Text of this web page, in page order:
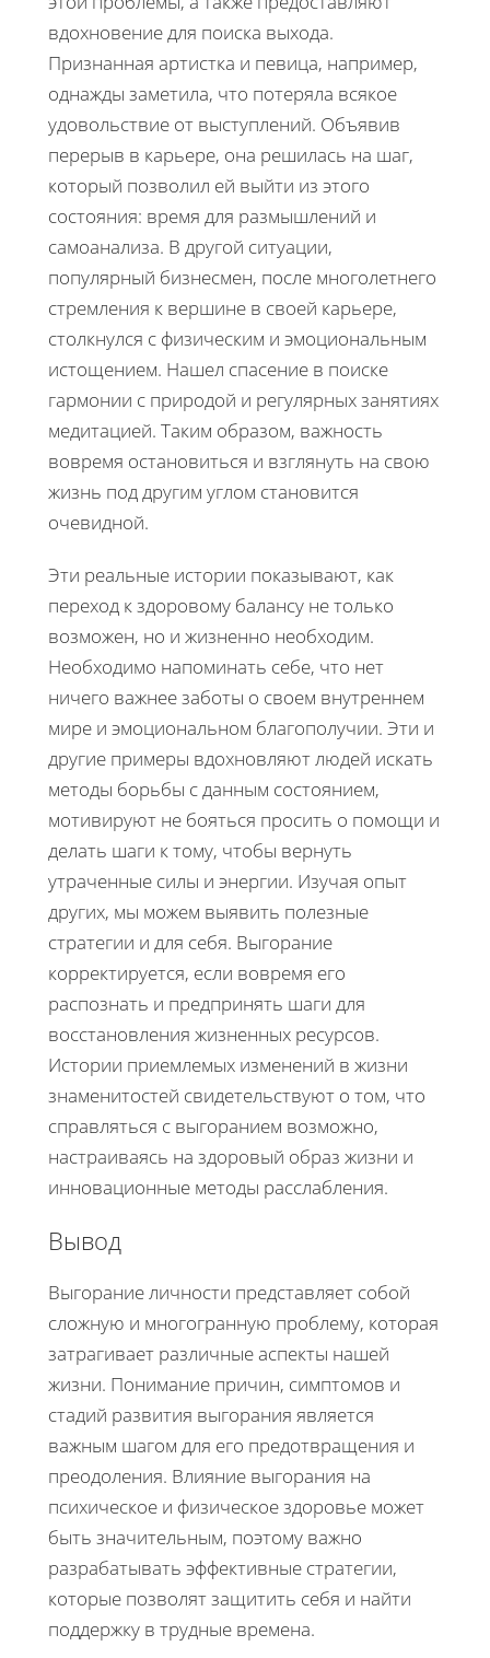
вдохновение для поиска выхода.
Признанная артистка и певица, например,
однажды заметила, что потеряла всякое
удовольствие от выступлений. Объявив
перерыв в карьере, она решилась на шаг,
который позволил ей выйти из этого
состояния: время для размышлений и
самоанализа. В другой ситуации,
популярный бизнесмен, после многолетнего
стремления к вершине в своей карьере,
столкнулся с физическим и эмоциональным
истощением. Нашел спасение в поиске
гармонии с природой и регулярных занятиях
медитацией. Таким образом, важность
вовремя остановиться и взглянуть на свою
жизнь под другим углом становится
очевидной.
Эти реальные истории показывают, как
переход к здоровому балансу не только
возможен, но и жизненно необходим.
Необходимо напоминать себе, что нет
ничего важнее заботы о своем внутреннем
мире и эмоциональном благополучии. Эти и
другие примеры вдохновляют людей искать
методы борьбы с данным состоянием,
мотивируют не бояться просить о помощи и
делать шаги к тому, чтобы вернуть
утраченные силы и энергии. Изучая опыт
других, мы можем выявить полезные
стратегии и для себя. Выгорание
корректируется, если вовремя его
распознать и предпринять шаги для
восстановления жизненных ресурсов.
Истории приемлемых изменений в жизни
знаменитостей свидетельствуют о том, что
справляться с выгоранием возможно,
настраиваясь на здоровый образ жизни и
инновационные методы расслабления.
Вывод
Выгорание личности представляет собой
сложную и многогранную проблему, которая
затрагивает различные аспекты нашей
жизни. Понимание причин, симптомов и
стадий развития выгорания является
важным шагом для его предотвращения и
преодоления. Влияние выгорания на
психическое и физическое здоровье может
быть значительным, поэтому важно
разрабатывать эффективные стратегии,
которые позволят защитить себя и найти
поддержку в трудные времена.